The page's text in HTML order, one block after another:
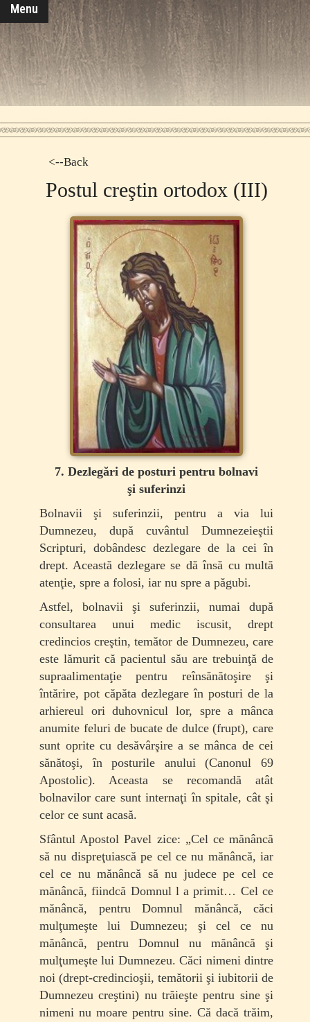
Menu
<--Back
Postul creştin ortodox (III)
7. Dezlegări de posturi pentru bolnavi
şi suferinzi
Bolnavii şi suferinzii, pentru a via lui
Dumnezeu, după cuvântul Dumnezeieştii
Scripturi, dobândesc dezlegare de la cei în
drept. Această dezlegare se dă însă cu multă
atenţie, spre a folosi, iar nu spre a păgubi.
Astfel, bolnavii şi suferinzii, numai după
consul­tarea unui medic iscusit, drept
credincios creştin, temător de Dumnezeu, care
este lămurit că pacien­tul său are trebuinţă de
supraalimentaţie pentru reînsănătoşire şi
întărire, pot căpăta dezlegare în posturi de la
arhiereul ori duhovnicul lor, spre a mânca
anumite feluri de bucate de dulce (frupt), care
sunt oprite cu desăvârşire a se mânca de cei
sănătoşi, în posturile anului (Canonul 69
Apostolic). Aceasta se recomandă atât
bolnavilor care sunt internaţi în spitale, cât şi
celor ce sunt acasă.
Sfântul Apostol Pavel zice: „Cel ce mănâncă
să nu dispreţuiască pe cel ce nu mănâncă, iar
cel ce nu mănâncă să nu judece pe cel ce
mănâncă, fiindcă Domnul l a primit… Cel ce
mănâncă, pentru Domnul mănâncă, căci
mulţumeşte lui Dumnezeu; şi cel ce nu
mănâncă, pentru Domnul nu mănâncă şi
mulţu­meşte lui Dumnezeu. Căci nimeni dintre
noi (drept-credincioşii, temătorii şi iubitorii de
Dumnezeu creştini) nu trăieşte pentru sine şi
nimeni nu moare pentru sine. Că dacă trăim,